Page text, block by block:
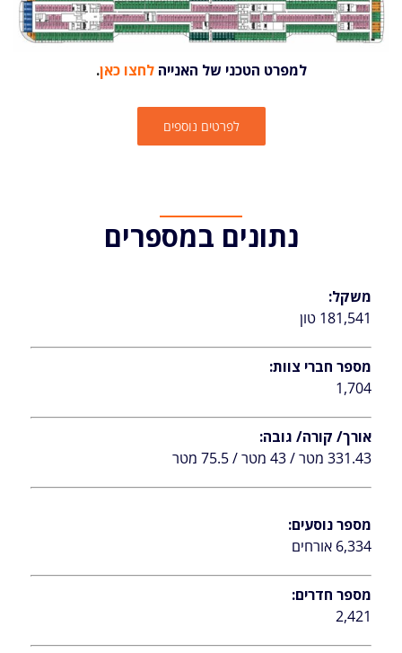
למפרט הטכני של האנייה לחצו כאן.
לפרטים נוספים
נתונים במספרים
משקל:
181,541 טון
מספר חברי צוות:
1,704
אורך/ קורה/ גובה:
331.43 מטר / 43 מטר / 75.5 מטר
מספר נוסעים:
6,334 אורחים
מספר חדרים:
2,421